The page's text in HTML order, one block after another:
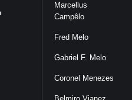
Marcellus
Campêlo
Fred Melo
Gabriel F. Melo
Coronel Menezes